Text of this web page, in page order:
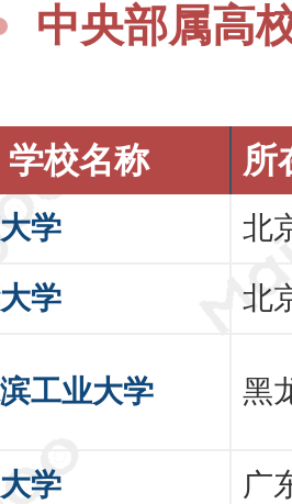
中央部属高
学校名称 所
学 北
学 北
工业大学 黑
学 广